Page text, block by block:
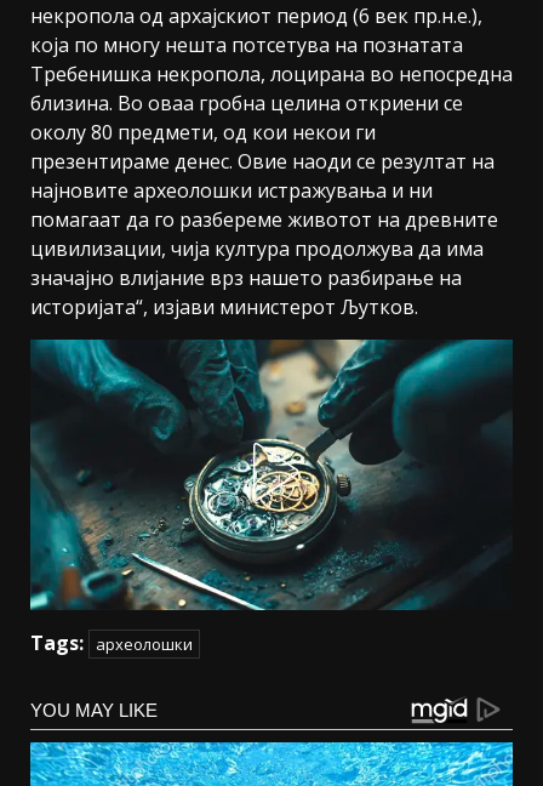
некропола од архајскиот период (6 век пр.н.е.),
која по многу нешта потсетува на познатата
Требенишка некропола, лоцирана во непосредна
близина. Во оваа гробна целина откриени се
околу 80 предмети, од кои некои ги
презентираме денес. Овие наоди се резултат на
најновите археолошки истражувања и ни
помагаат да го разбереме животот на древните
цивилизации, чија култура продолжува да има
значајно влијание врз нашето разбирање на
историјата“, изјави министерот Љутков.
Tags: археолошки